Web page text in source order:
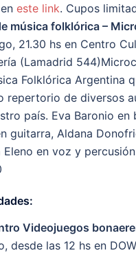
este link. Cupos
música folklórica –
21.30 hs en Centro
(Lamadrid
Folklórica Argentina
repertorio de diversos
país. Eva Baronio en
guitarra, Aldana
Eleno en voz y
Videojuegos
desde las 12 hs en